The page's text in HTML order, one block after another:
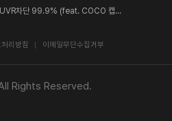
[세상에 알리다] 30년 경험으로 만든 UVR차단 99.9% (feat. COCO 캡틴춘리)
리방침 이메일무단수집거부
Rights Reserved.